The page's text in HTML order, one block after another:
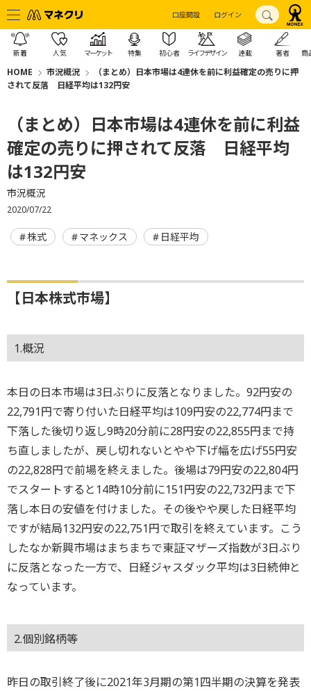
口座開設 ログイン
新着 人気 マーケット 特集 初心者 ライフデザイン 連載 著者 商
HOME 市況概況
（まとめ）日本市場は4連休を前に利益確定の売りに押
されて反落 日経平均は132円安
（まとめ）日本市場は4連休を前に利益
確定の売りに押されて反落 日経平均
は132円安
市況概況
2020/07/22
株式 マネックス 日経平均
【日本株式市場】
1.概況
本日の日本市場は3日ぶりに反落となりました。92円安の
22,791円で寄り付いた日経平均は109円安の22,774円まで
下落した後切り返し9時20分前に28円安の22,855円まで持
ち直しましたが、戻し切れないとやや下げ幅を広げ55円安
の22,828円で前場を終えました。後場は79円安の22,804円
でスタートすると14時10分前に151円安の22,732円まで下
落し本日の安値を付けました。その後やや戻した日経平均
ですが結局132円安の22,751円で取引を終えています。こう
したなか新興市場はまちまちで東証マザーズ指数が3日ぶり
に反落となった一方で、日経ジャスダック平均は3日続伸と
なっています。
2.個別銘柄等
昨日の取引終了後に2021年3月期の第1四半期の決算を発表